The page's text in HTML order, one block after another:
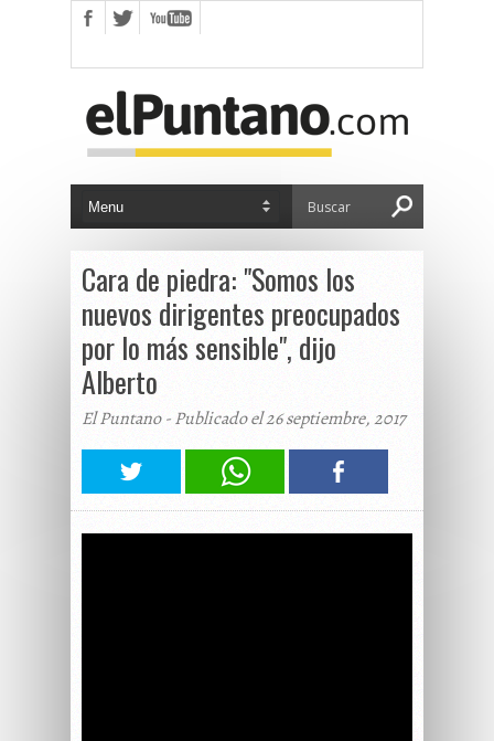
Cara de piedra: "Somos los
nuevos dirigentes preocupados
por lo más sensible", dijo
Alberto
El Puntano - Publicado el 26 septiembre, 2017